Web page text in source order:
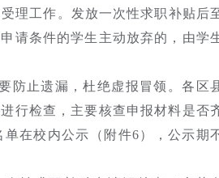
理工作。发放一次性求职补贴后
请条件的学生主动放弃的，由学
防止遗漏，杜绝虚报冒领。各区
行检查，主要核查申报材料是否
在校内公示（附件6），公示期